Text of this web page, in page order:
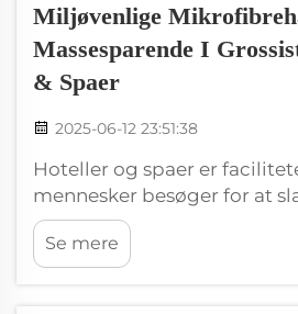
Miljøvenlige
Massesparende I
& Spaer
2025-06-12 23:51:38
Hoteller og spaer er
mennesker besøger for at
underholdning. De bruger
handklæder for at sikre, at
behagelige og rene. Men
Se mere